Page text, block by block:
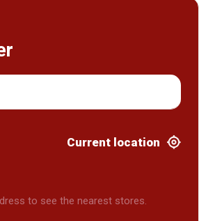
Current location
to see the nearest stores.